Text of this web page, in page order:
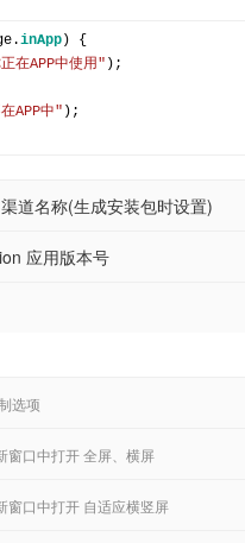
inApp ) {
在APP中使用" );
APP中" );
道名称(生成安装包时设置)
应用版本号
选项
窗口中打开 全屏、横屏
窗口中打开 自适应横竖屏